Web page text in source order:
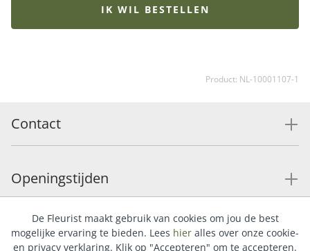
IK WIL BESTELLEN
Product: NL-10001107-1
Contact
Openingstijden
Service
De Fleurist maakt gebruik van cookies om jou de best
mogelijke ervaring te bieden. Lees hier alles over onze cookie-
en privacy verklaring. Klik op "Accepteren" om te accepteren.